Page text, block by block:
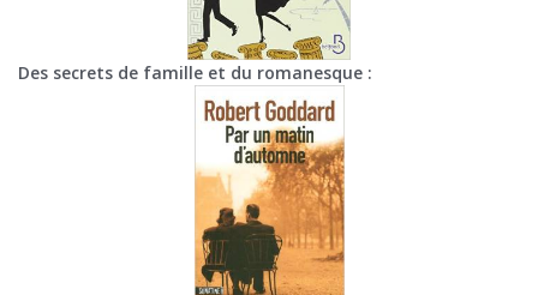
Des secrets de famille et du romanesque :